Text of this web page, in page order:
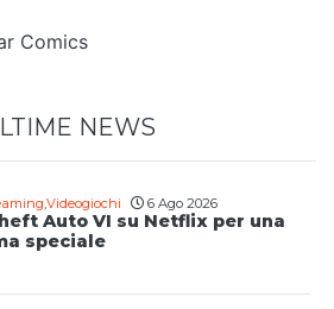
Comics
NEWS
,Videogiochi 6 Ago 2026
Auto VI su Netflix per una
speciale